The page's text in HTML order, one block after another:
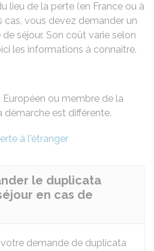
lieu de la perte (en France ou à
cas, vous devez demander un
séjour. Son coût varie selon
les informations à connaître.
Européen ou membre de la
démarche est différente.
à l'étranger
le duplicata
en cas de
demande de duplicata